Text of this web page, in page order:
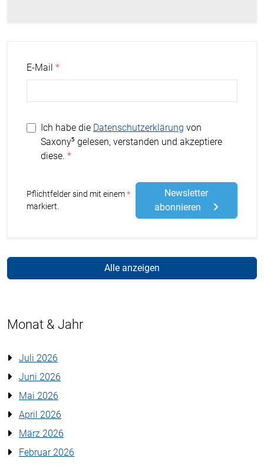
E-Mail
Ich habe die Datenschutzerklärung von
Saxony⁵ gelesen, verstanden und akzeptiere
diese.
Pflichtfelder sind mit einem Stern
markiert.
Newsletter
abonnieren
Alle anzeigen
Monat & Jahr
Juli 2026
Juni 2026
Mai 2026
April 2026
März 2026
Februar 2026